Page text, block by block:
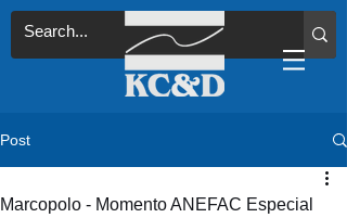
Post
Marcopolo - Momento ANEFAC Especial